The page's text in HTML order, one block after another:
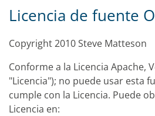
Licencia de fuente
Copyright 2010 Steve Matteson
Conforme a la Licencia Apache,
"Licencia"); no puede usar esta
cumple con la Licencia. Puede
Licencia en: